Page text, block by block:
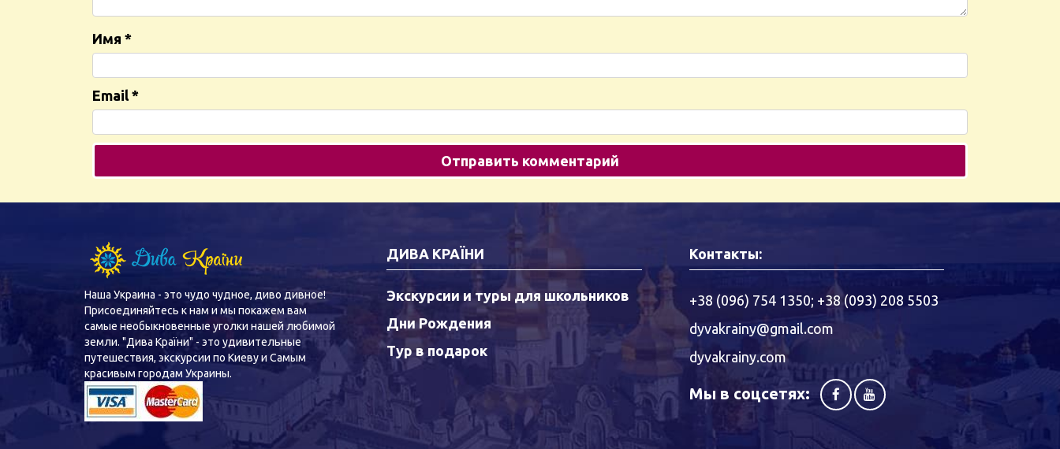
Имя *
Email *
Наша Украина - это чудо чудное, диво дивное!
Присоединяйтесь к нам и мы покажем вам
самые необыкновенные уголки нашей любимой
земли. "Дива Країни" - это удивительные
путешествия, экскурсии по Киеву и Самым
красивым городам Украины.
ДИВА КРАЇНИ
Экскурсии и туры для школьников
Дни Рождения
Тур в подарок
Контакты:
+38 (096) 754 1350; +38 (093) 208 5503
dyvakrainy@gmail.com
dyvakrainy.com
Мы в соцсетях: